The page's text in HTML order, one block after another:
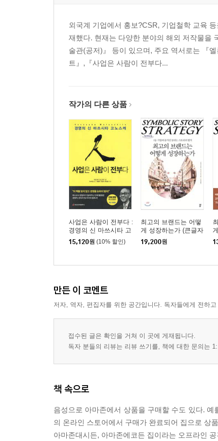
12 고객이 팬이 되는 전략
13 연결에 관한 5가지 교훈
14 좋은 앱은 미디어가 된다
16 모든 변화의 시작점, 채널
17 채널을 고객과 연결되는 장소로 바꾼다
18 판매 전략에서 배송 방법까지 바꾼다
*오이식스 - 처음부터 쇼핑 카트에 채소를 넣어두
*MUJI 여유 배송 - 배송이 늦는 대신 마일리지를
19 오직 고객만을 위한 가격이 된다
*아마존북스 - 압도적으로 대우가 다른 가격 전략
*이키나리 스테이크 - 차별하지 않는 우대 전략
20 접점은 상품마저 바꾼다
*아마존 PB - 점유율과 카테고리를 모두 늘리다
*MUJI 슈퍼 C등급 상품 - 사라진 상품을 새로운 제
외국계 기업에서 홍보?CSR, 기업철학 교육
재했다. 현재는 다양한 분야의 해외 저작물을
술관(공저)』 등이 있으며, 주요 역서로는 『
트』,『사업은 사람이 전부다...
작가의 다른 상품
사업은 사람이 전부다 :
경영의 신 마쓰시타 고
노스케
15,120원 (10% 할인)
최고의 브랜드는 어떻
게 성장하는가 (큰글자
도서)
19,200원
만든 이 코멘트
저자, 역자, 편집자를 위한 공간입니다. 독자들에게 전하
접수된 글은 확인을 거쳐 이 곳에 게재됩니다.
독자 분들의 리뷰는 리뷰 쓰기를, 책에 대한 문의는
책 속으로
음성으로 아마존에서 상품을 구매할 수도 있다.
의 온라인 스토어에서 구매가 완료되어 집으로 상
아마존대시든, 아마존에코든 집이라는 오프라인